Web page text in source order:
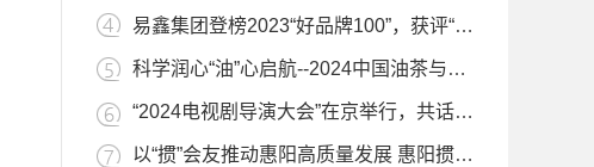
易鑫集团登榜2023“好品牌100”，获评“汽车金融行业主榜品牌”
科学润心“油”心启航--2024中国油茶与科学营养峰会在沪举行
“2024电视剧导演大会”在京举行，共话“守正创新，致敬时代”
以“掼”会友推动惠阳高质量发展 惠阳掼蛋(全国)精英赛来啦